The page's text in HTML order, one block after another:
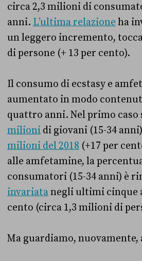
circa 2,3 milioni di
anni. L’ultima relazione ha
un leggero incremento,
di persone (+ 13 per cento).
Il consumo di ecstasy e
aumentato in modo
quattro anni. Nel primo caso
milioni di giovani (15-34
milioni del 2018 (+17 per
alle amfetamine, la
consumatori (15-34 anni) è
invariatanegli ultimi cinque
cento (circa 1,3 milioni di
Ma guardiamo, nuovamente,